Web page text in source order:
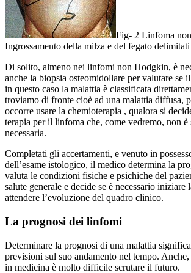
Fig- 2 Linfoma
Ingrossamento della milza e del fegato
Di solito, almeno nei linfomi non Hodgkin, è
anche la biopsia osteomidollare per valutare se
in questo caso la malattia è classificata
troviamo di fronte cioè ad una malattia diffusa,
occorre usare la chemioterapia , qualora si
terapia per il linfoma che, come vedremo, non è
necessaria.
Completati gli accertamenti, e venuto in
dell’esame istologico, il medico determina la
valuta le condizioni fisiche e psichiche del
salute generale e decide se è necessario iniziare
attendere l’evoluzione del quadro clinico.
La prognosi dei linfomi
Determinare la prognosi di una malattia
previsioni sul suo andamento nel tempo.
in medicina è molto difficile scrutare il futuro.